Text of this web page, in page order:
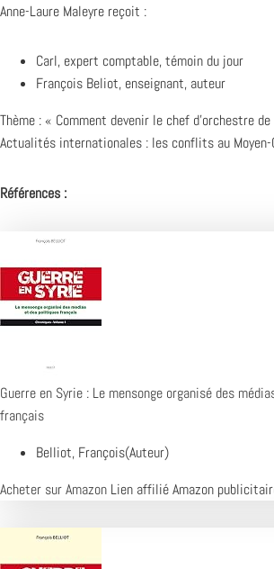
Anne-Laure Maleyre reçoit :
Carl, expert comptable, témoin du jour
François Beliot, enseignant, auteur
Thème : « Comment devenir le chef d’orchestre
Actualités internationales : les conflits au
Références :
Guerre en Syrie : Le mensonge organisé des
français
Belliot, François(Auteur)
Acheter sur Amazon Lien affilié Amazon